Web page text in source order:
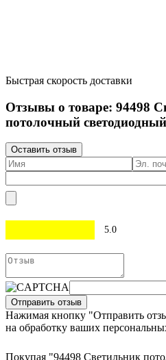
Быстрая скорость доставки
Отзывы о товаре: 94498
потолочный
Оставить отзыв
5.0
Отправить отзыв
Нажимая кнопку "Отправить
на обработку ваших
Покупая "94498 Светильник